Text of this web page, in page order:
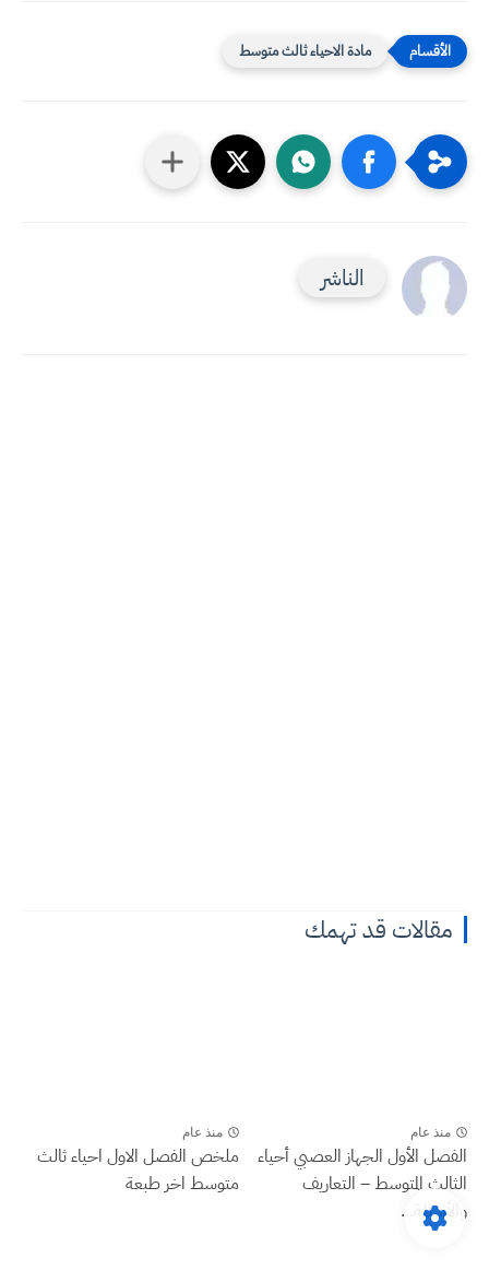
مادة الاحياء ثالث متوسط
الناشر
مقالات قد تهمك
منذ عام
الفصل الأول الجهاز العصبي أحياء
الثالث المتوسط – التعاريف
والأسئلة...
منذ عام
ملخص الفصل الاول احياء ثالث
متوسط اخر طبعة